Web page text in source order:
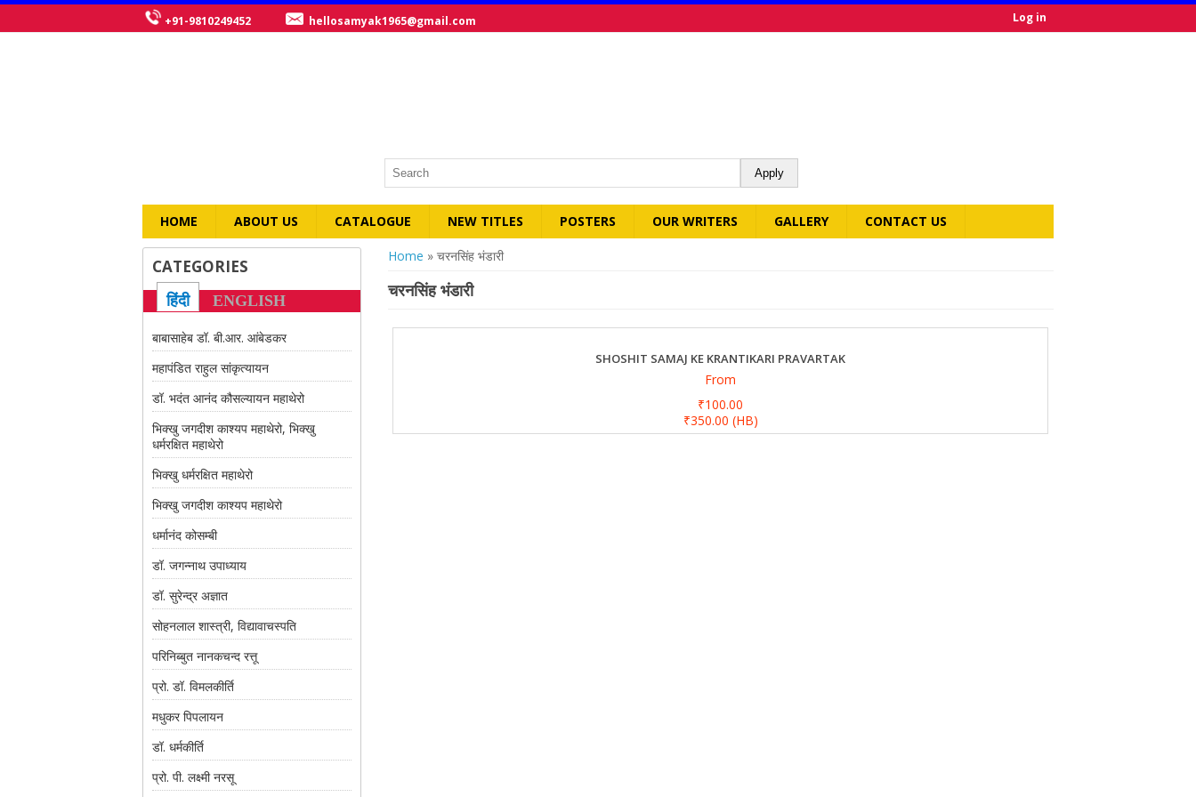
+91-9810249452 hellosamyak1965@gmail.com Log in
HOME ABOUT US CATALOGUE NEW TITLES POSTERS OUR WRITERS GALLERY CONTACT US
You are here
Home » चरनसिंह भंडारी
चरनसिंह भंडारी
SHOSHIT SAMAJ KE KRANTIKARI PRAVARTAK
From
₹100.00
₹350.00 (HB)
CATEGORIES
हिंदी ENGLISH
बाबासाहेब डॉ. बी.आर. आंबेडकर
महापंडित राहुल सांकृत्यायन
डॉ. भदंत आनंद कौसल्यायन महाथेरो
भिक्खु जगदीश काश्यप महाथेरो, भिक्खु
धर्मरक्षित महाथेरो
भिक्खु धर्मरक्षित महाथेरो
भिक्खु जगदीश काश्यप महाथेरो
धर्मानंद कोसम्बी
डॉ. जगन्नाथ उपाध्याय
डॉ. सुरेन्द्र अज्ञात
सोहनलाल शास्त्री, विद्यावाचस्पति
परिनिब्बुत नानकचन्द रत्तू
प्रो. डॉ. विमलकीर्ति
मधुकर पिपलायन
डॉ. धर्मकीर्ति
प्रो. पी. लक्ष्मी नरसू